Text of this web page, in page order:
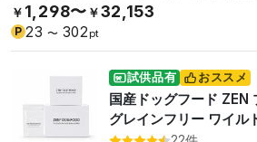
リン。
￥ 1,298〜 ￥32,153
P 23 〜 302 pt
試供品有 おススメ
国産ドッグフード ZEN
グレインフリー ワイル